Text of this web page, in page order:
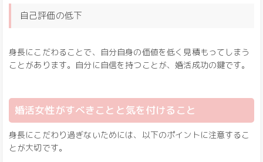
自己評価の低下
身長にこだわることで、自分自身の価値を低く見積もってしまう
ことがあります。自分に自信を持つことが、婚活成功の鍵です。
婚活女性がすべきことと気を付けること
身長にこだわり過ぎないためには、以下のポイントに注意するこ
とが大切です。